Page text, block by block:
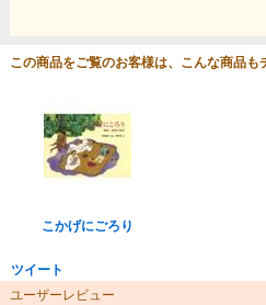
この商品をご覧のお客様は、こんな商品も
こかげにごろり
ツイート
ユーザーレビュー